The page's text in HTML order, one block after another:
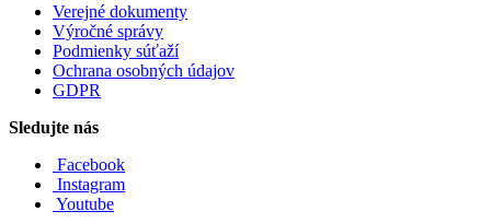
Verejné dokumenty
Výročné správy
Podmienky súťaží
Ochrana osobných údajov
GDPR
Sledujte nás
Facebook
Instagram
Youtube